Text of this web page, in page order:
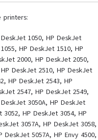
printers:
1050, HP DeskJet
HP DeskJet 1510, HP
2000, HP DeskJet 2050,
DeskJet 2510, HP DeskJet
HP DeskJet 2543, HP
2547, HP DeskJet 2549,
3050A, HP DeskJet
HP DeskJet 3054, HP
3057A, HP DeskJet 3058,
DeskJet 5057A, HP Envy 4500,